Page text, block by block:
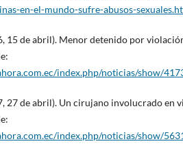
en-el-mundo-sufre-abusos-
15 de abril). Menor detenido por
index.php/noticias/show/
27 de abril). Un cirujano involucrado en
index.php/noticias/show/